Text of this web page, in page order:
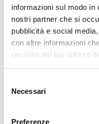
informazioni sul modo
nostri partner che si
pubblicità e social
con altre informazioni
raccolto dal tuo utilizzo
delNecessari
Preferenze